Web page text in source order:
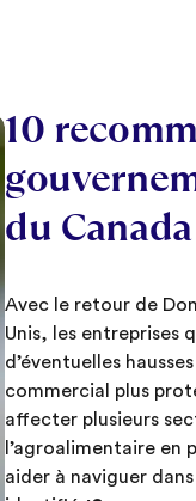
10
du Canada
Avec le retour de
Unis, les entreprises
d’éventuelles
commercial plus
affecter plusieurs
l’agroalimentaire en
aider à naviguer